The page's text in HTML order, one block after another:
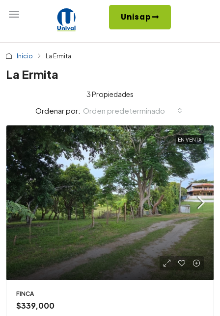
Unisap
Inicio La Ermita
La Ermita
3 Propiedades
Ordenar por: Orden predeterminado
EN VENTA
FINCA
$339,000